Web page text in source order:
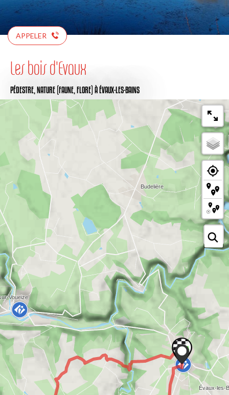
APPELER
Les bois d'Evaux
PÉDESTRE, NATURE (FAUNE, FLORE) À ÉVAUX-LES-BAINS